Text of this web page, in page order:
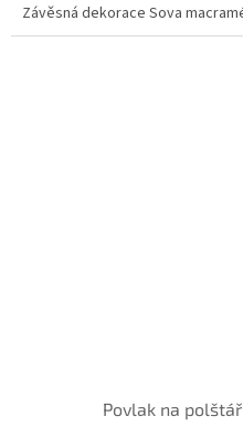
Závěsná dekorace Sova
Povlak na